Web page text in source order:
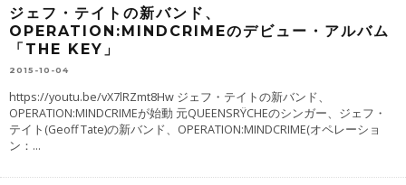
ジェフ・テイトの新バンド、
OPERATION:MINDCRIMEのデビュー・アルバム
「THE KEY」
2015-10-04
https://youtu.be/vX7lRZmt8Hw ジェフ・テイトの新バンド、
OPERATION:MINDCRIMEが始動 元QUEENSRŸCHEのシンガー、ジェフ・
テイト(Geoff Tate)の新バンド、OPERATION:MINDCRIME(オペレーショ
ン： ...